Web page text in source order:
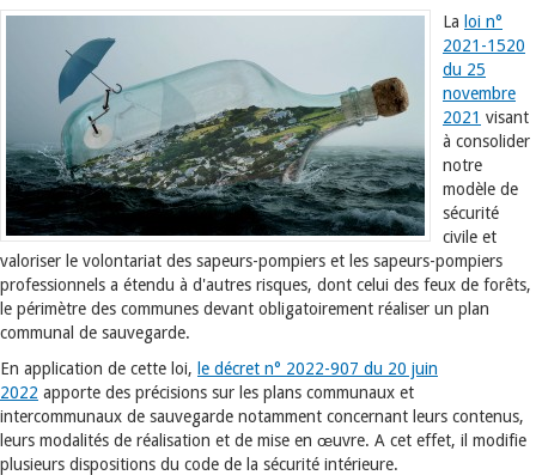
La loi n°
2021-1520
du 25
novembre
2021 visant
à consolider
notre
modèle de
sécurité
civile et
valoriser le volontariat des sapeurs-pompiers et les sapeurs-pompiers
professionnels a étendu à d'autres risques, dont celui des feux de forêts,
le périmètre des communes devant obligatoirement réaliser un plan
communal de sauvegarde.
En application de cette loi, le décret n° 2022-907 du 20 juin
2022 apporte des précisions sur les plans communaux et
intercommunaux de sauvegarde notamment concernant leurs contenus,
leurs modalités de réalisation et de mise en œuvre. A cet effet, il modifie
plusieurs dispositions du code de la sécurité intérieure.